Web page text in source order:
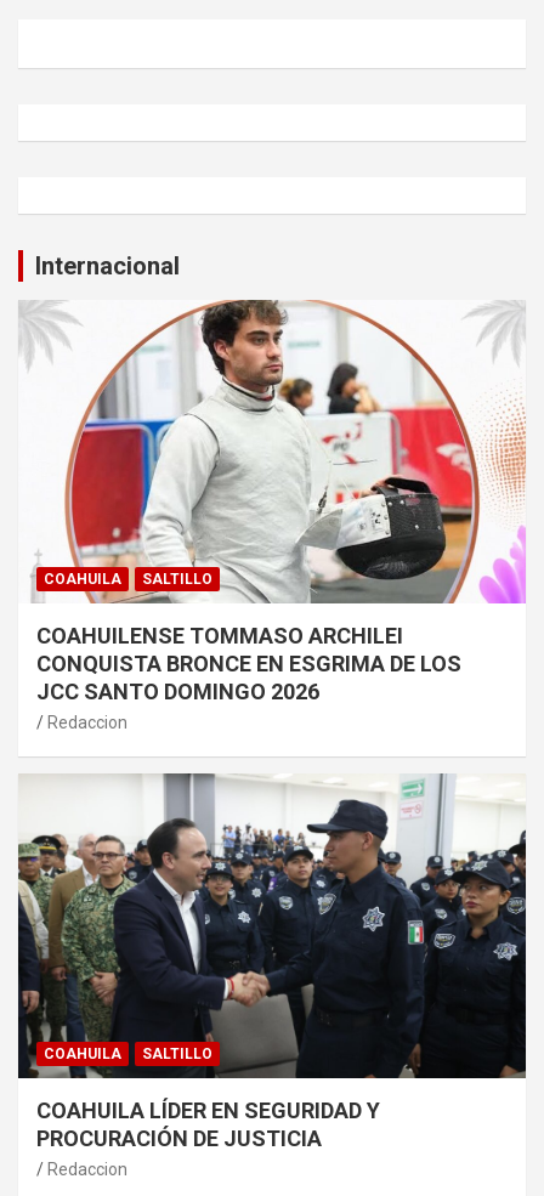
Internacional
COAHUILA SALTILLO
COAHUILENSE TOMMASO ARCHILEI
CONQUISTA BRONCE EN ESGRIMA DE LOS
JCC SANTO DOMINGO 2026
Redaccion
COAHUILA SALTILLO
COAHUILA LÍDER EN SEGURIDAD Y
PROCURACIÓN DE JUSTICIA
Redaccion